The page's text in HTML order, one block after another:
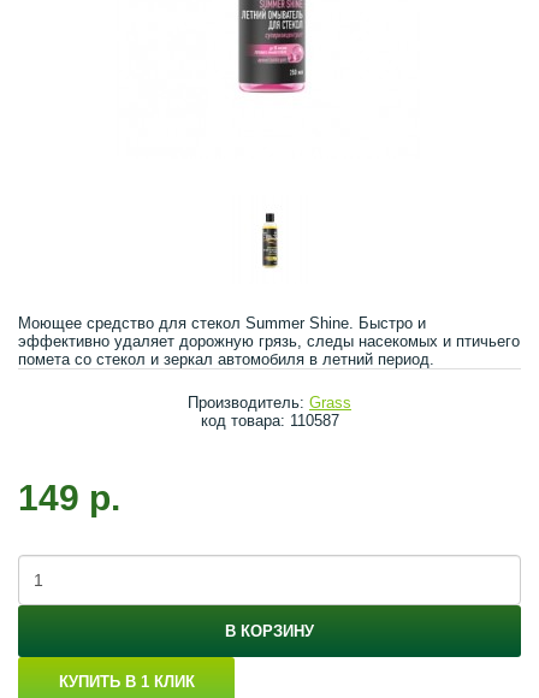
Моющее средство для стекол Summer Shine. Быстро и
эффективно удаляет дорожную грязь, следы насекомых и птичьего
помета со стекол и зеркал автомобиля в летний период.
Производитель: Grass
код товара: 110587
149 р.
В КОРЗИНУ
КУПИТЬ В 1 КЛИК